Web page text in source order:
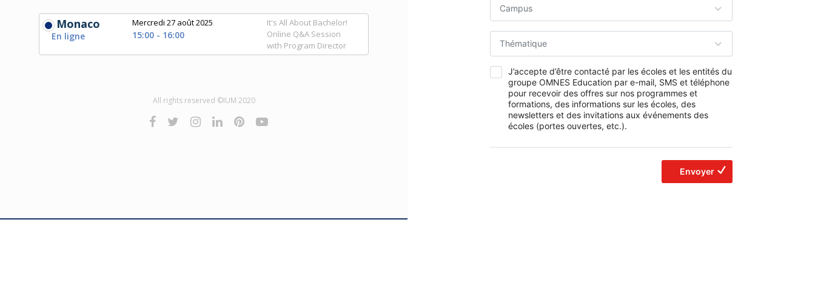
Monaco
En ligne
Mercredi 27 août 2025
15:00 - 16:00
It's All About Bachelor!
Online Q&A Session
with Program Director
All rights reserved ©IUM 2020
Campus
Thématique
J’accepte d’être contacté par les écoles et les entités du
groupe OMNES Education par e-mail, SMS et téléphone
pour recevoir des offres sur nos programmes et
formations, des informations sur les écoles, des
newsletters et des invitations aux événements des
écoles (portes ouvertes, etc.).
Envoyer